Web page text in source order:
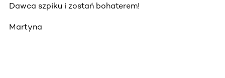
Dawca szpiku i zostań bohaterem!
Martyna